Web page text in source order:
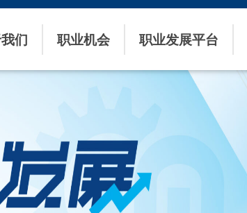
们 职业机会 职业发展平台